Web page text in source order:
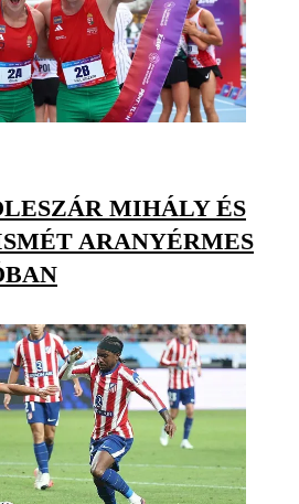
MIHÁLY ÉS
ARANYÉRMES